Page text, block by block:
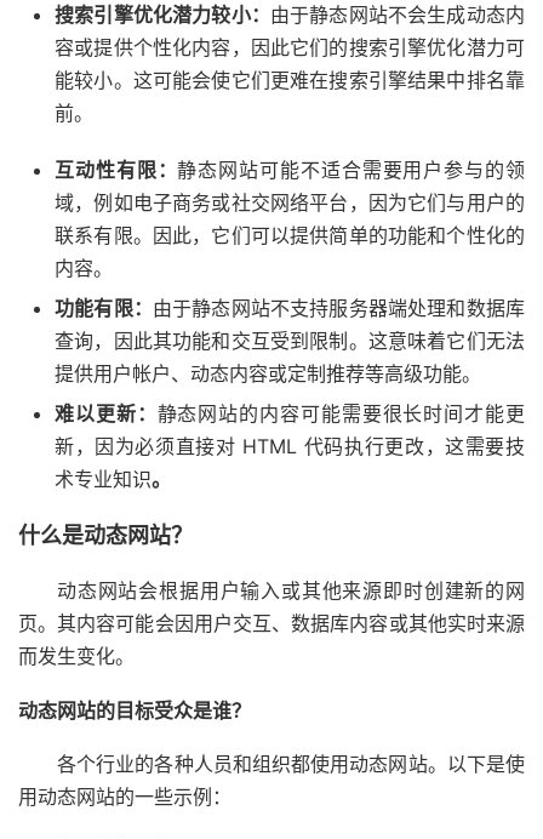
搜索引擎优化潜力较小： 由于静态网站不会生成动态内
容或提供个性化内容，因此它们的搜索引擎优化潜力可
能较小。这可能会使它们更难在搜索引擎结果中排名靠
前。
互动性有限：静态网站可能不适合需要用户参与的领
域，例如电子商务或社交网络平台，因为它们与用户的
联系有限。 因此，它们可以提供简单的功能和个性化的
内容。
功能有限： 由于静态网站不支持服务器端处理和数据库
查询，因此其功能和交互受到限制。这意味着它们无法
提供用户帐户、动态内容或定制推荐等高级功能。
难以更新： 静态网站的内容可能需要很长时间才能更
新，因为必须直接对 HTML 代码执行更改，这需要技
术专业知识。
什么是动态网站？
动态网站会根据用户输入或其他来源即时创建新的网
页。其内容可能会因用户交互、数据库内容或其他实时来源
而发生变化。
动态网站的目标受众是谁？
各个行业的各种人员和组织都使用动态网站。以下是使
用动态网站的一些示例：